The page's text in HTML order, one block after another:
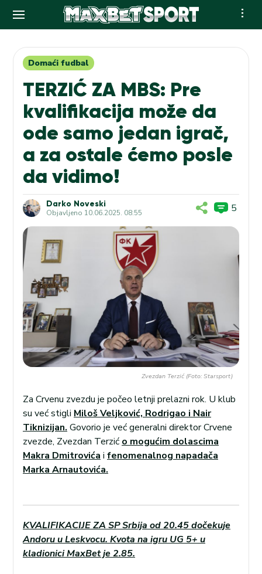
contentDomaći fudbal
TERZIĆ ZA MBS: Pre
kvalifikacija može da
ode samo jedan igrač,
a za ostale ćemo posle
da vidimo!
Darko Noveski
Objavljeno 10.06.2025. 08:55 5
Zvezdan Terzić (Foto: Starsport)
Za Crvenu zvezdu je počeo letnji prelazni rok. U klub
su već stigli Miloš Veljković, Rodrigao i Nair
Tiknizijan. Govorio je već generalni direktor Crvene
zvezde, Zvezdan Terzić o mogućim dolascima
Makra Dmitrovića i fenomenalnog napadača
Marka Arnautovića.
KVALIFIKACIJE ZA SP Srbija od 20.45 dočekuje
Andoru u Leskvocu. Kvota na igru UG 5+ u
kladionici MaxBet je 2.85.